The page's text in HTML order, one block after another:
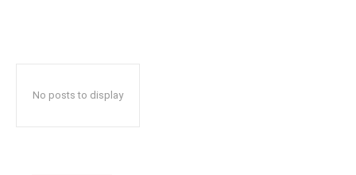
No posts to display